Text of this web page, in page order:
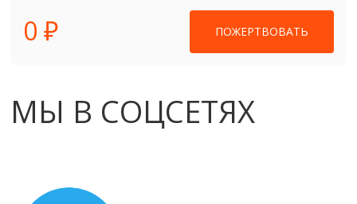
0 ₽ ПОЖЕРТВОВАТЬ
МЫ В СОЦСЕТЯХ